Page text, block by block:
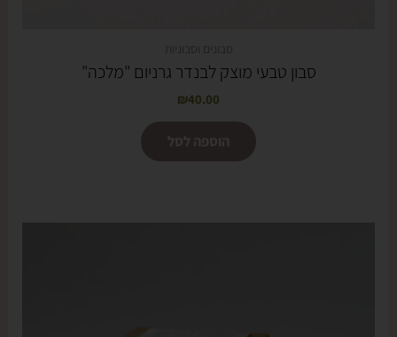
סבון טבעי מוצק לבנדר גרניום "מלכה"
₪40.00